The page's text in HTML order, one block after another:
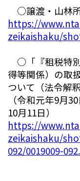
○譲渡・山林
https://
zeikaishaku/
○「『租税特
得等関係）の取
ついて（法令解
（令和元年9月
10月11日）
https://
zeikaishaku/
092/0019009-